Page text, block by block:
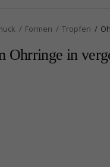
Formen Tropfen
Ohrringe in